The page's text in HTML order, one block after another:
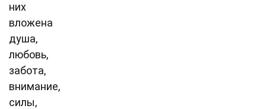
них
вложена
душа,
любовь,
забота,
внимание,
силы,